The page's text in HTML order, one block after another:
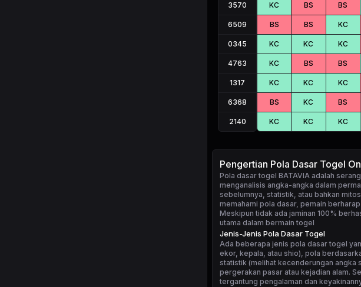
3570
6509
0345
4763
1317
6368
2140
KC BS BS
BS BS KC
KC KC KC
KC BS BS
KC KC KC
BS KC BS
KC KC KC
Pengertian Pola Dasar Togel
Pola dasar togel BATAVIA adalah
menganalisis angka-angka dalam
sebelumnya, statistik, atau bahkan
memahami pola dasar, pemain
Meskipun tidak ada jaminan 100%
utama dalam bermain togel
Jenis-Jenis Pola Dasar Togel
Ada beberapa jenis pola dasar togel
ekor, kepala, atau shio), pola
statistik (melihat kecenderungan angka
pergerakan pasar atau kejadian alam.
tergantung pengalaman dan